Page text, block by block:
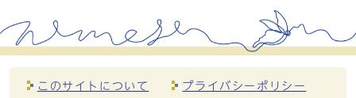
このサイトについて プライバシーポリシー